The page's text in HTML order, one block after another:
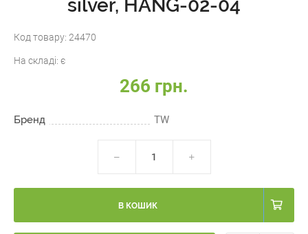
silver, HANG-02-04
Код товару: 24470
На складі: є
266 грн.
Бренд TW
В КОШИК